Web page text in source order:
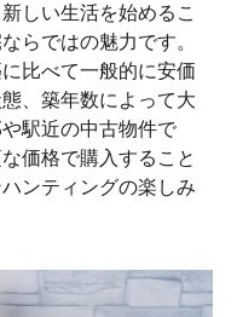
しい生活を始めるこ
らではの魅力です。
比べて一般的に安価
、築年数によって大
駅近の中古物件で
価格で購入すること
ンティングの楽しみ